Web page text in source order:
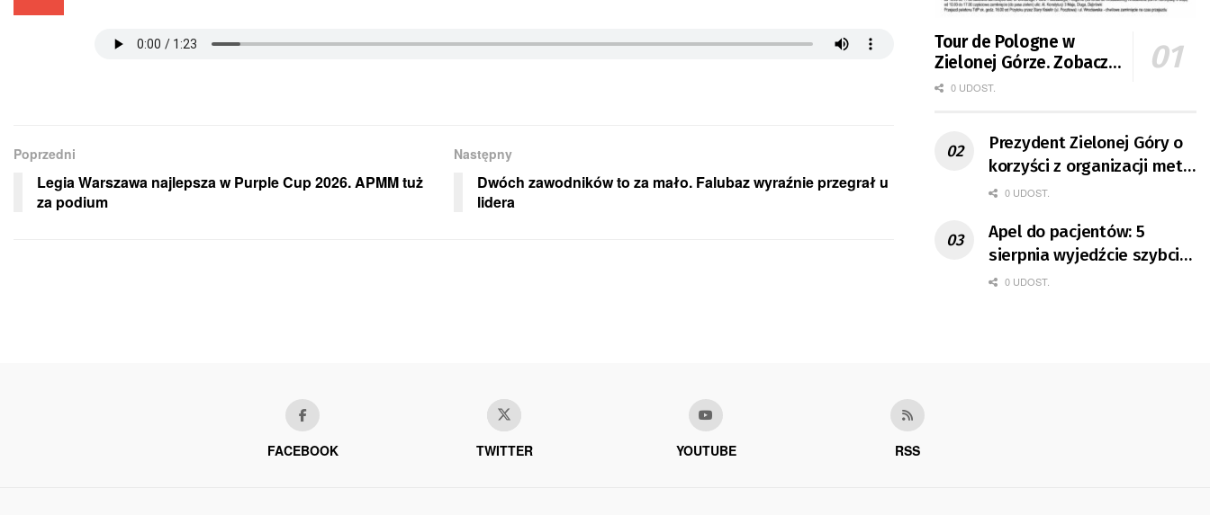
Poprzedni
Legia Warszawa najlepsza w Purple Cup 2026. APMM tuż
za podium
Następny
Dwóch zawodników to za mało. Falubaz wyraźnie przegrał u
lidera
Tour de Pologne w
Zielonej Górze. Zobacz
zmiany w organizacji
0 UDOST.
Prezydent Zielonej Góry o
korzyści z organizacji mety
Tour de Pologne
0 UDOST.
Apel do pacjentów: 5
sierpnia wyjedźcie szybciej
z domów
0 UDOST.
FACEBOOK TWITTER YOUTUBE RSS